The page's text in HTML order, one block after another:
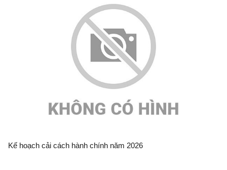
Kế hoạch cải cách hành chính năm 2026